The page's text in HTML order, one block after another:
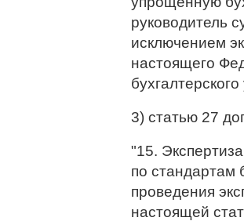
руководитель
исключением
настоящего
3) статью 27
"15.
по стандартам
проведения
настоящей